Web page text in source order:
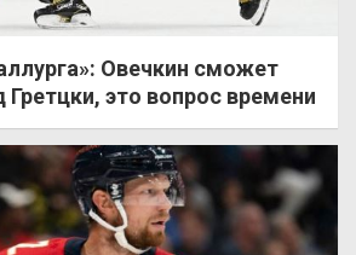
Овечкин сможет
Гретцки, это вопрос времени